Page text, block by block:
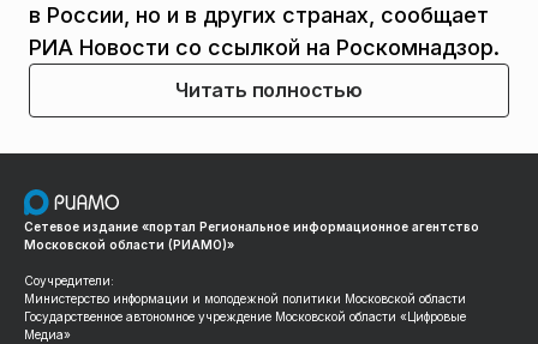
в России, но и в других странах, сообщает
РИА Новости со ссылкой на Роскомнадзор.
Читать полностью
Сетевое издание «портал Региональное информационное агентство
Московской области (РИАМО)»
Соучредители:
Министерство информации и молодежной политики Московской области
Государственное автономное учреждение Московской области «Цифровые
Медиа»